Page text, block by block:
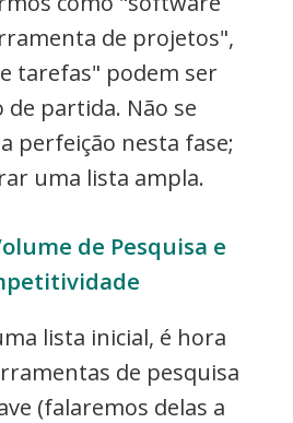
de projetos",
tarefas" podem ser
partida. Não se
perfeição nesta fase;
uma lista ampla.
de Pesquisa e
lista inicial, é hora
de pesquisa
(falaremos delas a